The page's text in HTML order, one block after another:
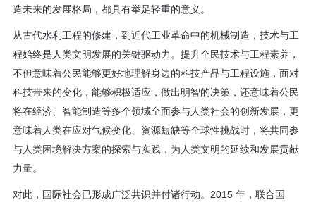
源
于
我
造未来的发展格局，都具有举足轻重的意义。
从古代水利工程的修建，到近代工业革命中的机械制造，技术与工
程始终是人类文明发展的关键驱动力。提升全民技术与工程素养，
不但意味着公民能够更好地理解身边的科技产品与工程设施，面对
科技带来的变化，能够积极适应，做出明智的决策，还意味着公民
将在经济、智能制造等多个领域全面参与人类社会的创新发展，更
意味着人类在应对气候变化、资源短缺等全球性挑战时，将共同参
与人类困境解决方案的探索与实践，为人类文明的延续和发展贡献
力量。
对此，国际社会已形成广泛共识并付诸行动。2015 年，联合国